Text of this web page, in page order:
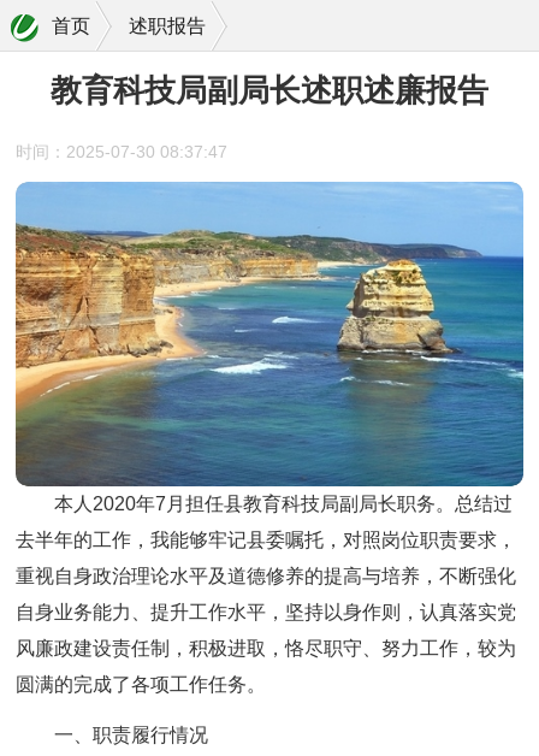
首页 述职报告
教育科技局副局长述职述廉报告
时间：2025-07-30 08:37:47
本人2020年7月担任县教育科技局副局长职务。总结过
去半年的工作，我能够牢记县委嘱托，对照岗位职责要求，
重视自身政治理论水平及道德修养的提高与培养，不断强化
自身业务能力、提升工作水平，坚持以身作则，认真落实党
风廉政建设责任制，积极进取，恪尽职守、努力工作，较为
圆满的完成了各项工作任务。
一、职责履行情况